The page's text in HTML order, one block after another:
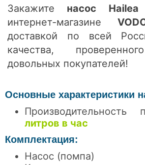
Закажите насос Hailea
интернет-магазине
доставкой по всей
качества,
довольных покупателей!
Основные характеристики
Производительность
литров в час
Комплектация:
Насос (помпа)